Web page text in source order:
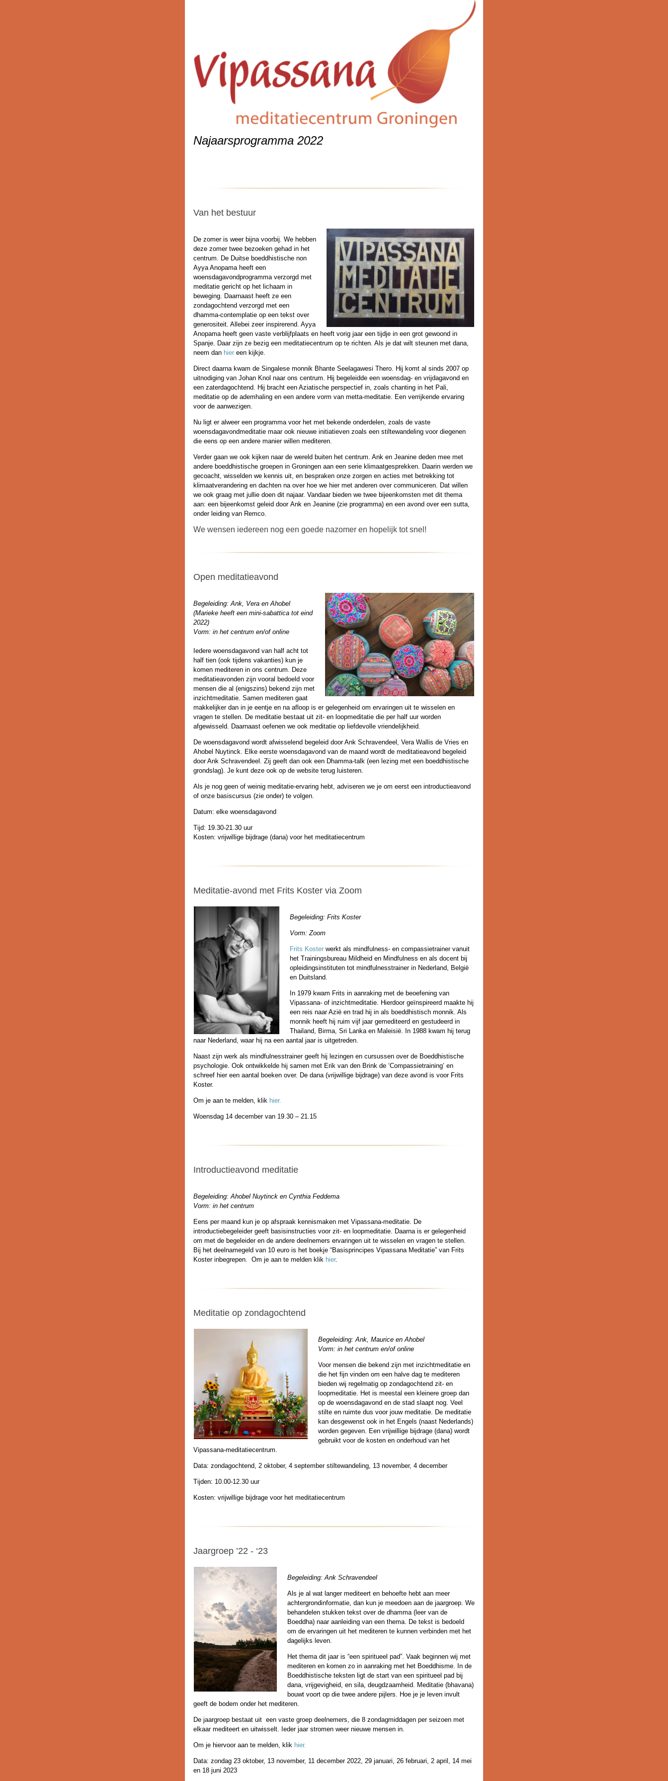
Najaarsprogramma 2022
Van het bestuur
De zomer is weer bijna voorbij. We hebben
deze zomer twee bezoeken gehad in het
centrum. De Duitse boeddhistische non
Ayya Anopama heeft een
woensdagavondprogramma verzorgd met
meditatie gericht op het lichaam in
beweging. Daarnaast heeft ze een
zondagochtend verzorgd met een
dhamma-contemplatie op een tekst over
generositeit. Allebei zeer inspirerend. Ayya
Anopama heeft geen vaste verblijfplaats en heeft vorig jaar een tijdje in een grot gewoond in
Spanje. Daar zijn ze bezig een meditatiecentrum op te richten. Als je dat wilt steunen met dana,
neem dan hier een kijkje.
Direct daarna kwam de Singalese monnik Bhante Seelagawesi Thero. Hij komt al sinds 2007 op
uitnodiging van Johan Knol naar ons centrum. Hij begeleidde een woensdag- en vrijdagavond en
een zaterdagochtend. Hij bracht een Aziatische perspectief in, zoals chanting in het Pali,
meditatie op de ademhaling en een andere vorm van metta-meditatie. Een verrijkende ervaring
voor de aanwezigen.
Nu ligt er alweer een programma voor het met bekende onderdelen, zoals de vaste
woensdagavondmeditatie maar ook nieuwe initiatieven zoals een stiltewandeling voor diegenen
die eens op een andere manier willen mediteren.
Verder gaan we ook kijken naar de wereld buiten het centrum. Ank en Jeanine deden mee met
andere boeddhistische groepen in Groningen aan een serie klimaatgesprekken. Daarin werden we
gecoacht, wisselden we kennis uit, en bespraken onze zorgen en acties met betrekking tot
klimaatverandering en dachten na over hoe we hier met anderen over communiceren. Dat willen
we ook graag met jullie doen dit najaar. Vandaar bieden we twee bijeenkomsten met dit thema
aan: een bijeenkomst geleid door Ank en Jeanine (zie programma) en een avond over een sutta,
onder leiding van Remco.
We wensen iedereen nog een goede nazomer en hopelijk tot snel!
Open meditatieavond
Begeleiding: Ank, Vera en Ahobel
(Marieke heeft een mini-sabattica tot eind
2022)
Vorm: in het centrum en/of online
Iedere woensdagavond van half acht tot
half tien (ook tijdens vakanties) kun je
komen mediteren in ons centrum. Deze
meditatieavonden zijn vooral bedoeld voor
mensen die al (enigszins) bekend zijn met
inzichtmeditatie. Samen mediteren gaat
makkelijker dan in je eentje en na afloop is er gelegenheid om ervaringen uit te wisselen en
vragen te stellen. De meditatie bestaat uit zit- en loopmeditatie die per half uur worden
afgewisseld. Daarnaast oefenen we ook meditatie op liefdevolle vriendelijkheid.
De woensdagavond wordt afwisselend begeleid door Ank Schravendeel, Vera Wallis de Vries en
Ahobel Nuytinck. Elke eerste woensdagavond van de maand wordt de meditatieavond begeleid
door Ank Schravendeel. Zij geeft dan ook een Dhamma-talk (een lezing met een boeddhistische
grondslag). Je kunt deze ook op de website terug luisteren.
Als je nog geen of weinig meditatie-ervaring hebt, adviseren we je om eerst een introductieavond
of onze basiscursus (zie onder) te volgen.
Datum: elke woensdagavond
Tijd: 19.30-21.30 uur
Kosten: vrijwillige bijdrage (dana) voor het meditatiecentrum
Meditatie-avond met Frits Koster via Zoom
Begeleiding: Frits Koster
Vorm: Zoom
Frits Koster werkt als mindfulness- en compassietrainer vanuit
het Trainingsbureau Mildheid en Mindfulness en als docent bij
opleidingsinstituten tot mindfulnesstrainer in Nederland, België
en Duitsland.
In 1979 kwam Frits in aanraking met de beoefening van
Vipassana- of inzichtmeditatie. Hierdoor geïnspireerd maakte hij
een reis naar Azië en trad hij in als boeddhistisch monnik. Als
monnik heeft hij ruim vijf jaar gemediteerd en gestudeerd in
Thailand, Birma, Sri Lanka en Maleisië. In 1988 kwam hij terug
naar Nederland, waar hij na een aantal jaar is uitgetreden.
Naast zijn werk als mindfulnesstrainer geeft hij lezingen en cursussen over de Boeddhistische
psychologie. Ook ontwikkelde hij samen met Erik van den Brink de ‘Compassietraining’ en
schreef hier een aantal boeken over. De dana (vrijwillige bijdrage) van deze avond is voor Frits
Koster.
Om je aan te melden, klik hier.
Woensdag 14 december van 19.30 – 21.15
Introductieavond meditatie
Begeleiding: Ahobel Nuytinck en Cynthia Feddema
Vorm: in het centrum
Eens per maand kun je op afspraak kennismaken met Vipassana-meditatie. De
introductiebegeleider geeft basisinstructies voor zit- en loopmeditatie. Daarna is er gelegenheid
om met de begeleider en de andere deelnemers ervaringen uit te wisselen en vragen te stellen.
Bij het deelnamegeld van 10 euro is het boekje “Basisprincipes VipassanaMeditatie” van Frits
Koster inbegrepen. Om je aan te melden klik hier.
Meditatie op zondagochtend
Begeleiding: Ank, Maurice en Ahobel
Vorm: in het centrum en/of online
Voor mensen die bekend zijn met inzichtmeditatie en
die het fijn vinden om een halve dag te mediteren
bieden wij regelmatig op zondagochtend zit- en
loopmeditatie. Het is meestal een kleinere groep dan
op de woensdagavond en de stad slaapt nog. Veel
stilte en ruimte dus voor jouw meditatie. De meditatie
kan desgewenst ook in het Engels (naast Nederlands)
worden gegeven. Een vrijwillige bijdrage (dana) wordt
gebruikt voor de kosten en onderhoud van het
Vipassana-meditatiecentrum.
Data: zondagochtend, 2 oktober, 4 september stiltewandeling, 13 november, 4 december
Tijden: 10.00-12.30 uur
Kosten: vrijwillige bijdrage voor het meditatiecentrum
Jaargroep ’22 - ‘23
Begeleiding: Ank Schravendeel
Als je al wat langer mediteert en behoefte hebt aan meer
achtergrondinformatie, dan kun je meedoen aan de jaargroep. We
behandelen stukken tekst over de dhamma (leer van de
Boeddha) naar aanleiding van een thema. De tekst is bedoeld
om de ervaringen uit het mediteren te kunnen verbinden met het
dagelijks leven.
Het thema dit jaar is “een spiritueel pad”. Vaak beginnen wij met
mediteren en komen zo in aanraking met het Boeddhisme. In de
Boeddhistische teksten ligt de start van een spiritueel pad bij
dana, vrijgevigheid, en sila, deugdzaamheid. Meditatie (bhavana)
bouwt voort op die twee andere pijlers. Hoe je je leven invult
geeft de bodem onder het mediteren.
De jaargroep bestaat uit een vaste groep deelnemers, die 8 zondagmiddagen per seizoen met
elkaar mediteert en uitwisselt. Ieder jaar stromen weer nieuwe mensen in.
Om je hiervoor aan te melden, klik hier.
Data: zondag 23 oktober, 13 november, 11 december 2022, 29 januari, 26 februari, 2 april, 14 mei
en 18 juni 2023